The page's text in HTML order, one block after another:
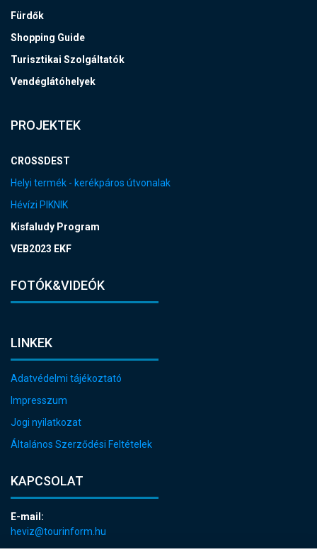
Fürdők
Shopping Guide
Turisztikai Szolgáltatók
Vendéglátóhelyek
PROJEKTEK
CROSSDEST
Helyi termék - kerékpáros útvonalak
Hévízi PIKNIK
Kisfaludy Program
VEB2023 EKF
FOTÓK&VIDEÓK
LINKEK
Adatvédelmi tájékoztató
Impresszum
Jogi nyilatkozat
Általános Szerződési Feltételek
KAPCSOLAT
E-mail:
heviz@tourinform.hu